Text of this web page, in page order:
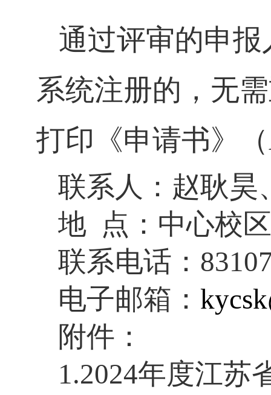
通过评审的申
系统注册的，无
打印《申请书》（
联系人：赵耿昊
地 点：中心校
联系电话：
电子邮箱：
附件：
1.2024年度江苏